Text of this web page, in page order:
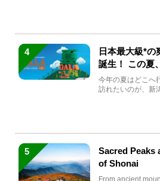
4
日本最大級*
誕生！ この夏
生まれ変わる
今年の夏はどこ
訪れたいのが、新
5
Sacred Peaks
of Shonai
From ancient